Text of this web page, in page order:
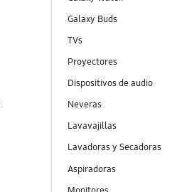
Galaxy Buds
TVs
Proyectores
Dispositivos de audio
Neveras
Lavavajillas
Lavadoras y Secadoras
Aspiradoras